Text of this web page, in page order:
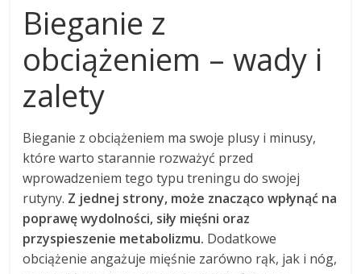
Bieganie z
obciążeniem – wady i
zalety
Bieganie z obciążeniem ma swoje plusy i minusy,
które warto starannie rozważyć przed
wprowadzeniem tego typu treningu do swojej
rutyny. Z jednej strony, może znacząco wpłynąć na
poprawę wydolności, siły mięśni oraz
przyspieszenie metabolizmu. Dodatkowe
obciążenie angażuje mięśnie zarówno rąk, jak i nóg,